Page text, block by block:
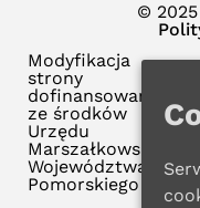
© 2025
Modyfikacja
strony
dofinansowana
ze środków
Urzędu
Marszałkowskiego
Województwa
Pomorskiego